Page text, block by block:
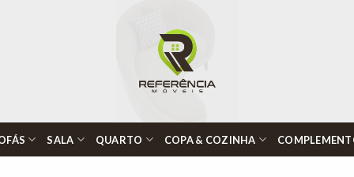
SALA QUARTO COPA & COZINHA